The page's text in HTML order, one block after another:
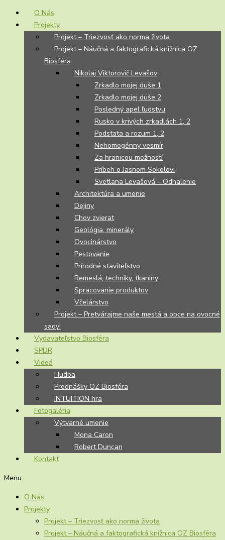
O Nás
Projekty
Projekt – Triezvosť ako norma života
Projekt – Náučná a faktografická knižnica OZ
Biosféra
Nikolaj Viktorovič Levašov
Zrkadlo mojej duše 1
Zrkadlo mojej duše 2
Posledný apel ľudstvu
Rusko v krivých zrkadlách 1, 2
Podstata a rozum 1, 2
Nehomogénny vesmír
Za hranicou možností
Príbeh o Jasnom Sokolovi
Svetlana Levašová – Odhalenie
Architektúra a umenie
Dejiny
Chov zvierat
Geológia, minerály
Ovocinárstvo
Pestovanie
Prírodné staviteľstvo
Remeslá, techniky, tkaniny
Spracovanie produktov
Včelárstvo
Projekt – Pretvárajme naše mestá a obce na ovocné
sady!
Vydavateľstvo Biosféra
SPDR
Videá
Hudba
Prednášky OZ Biosféra
INTUITION hra
Fotogaléria
Výtvarné umenie
Mona Caron
Robert Duncan
Kontakt
Menu
O Nás
Projekty
Projekt – Triezvosť ako norma života
Projekt – Náučná a faktografická knižnica OZ Biosféra